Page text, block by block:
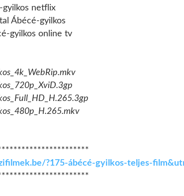
gyilkos netflix
Ábécé-gyilkos
gyilkos online tv
?175-ábécé-gyilkos-teljes-